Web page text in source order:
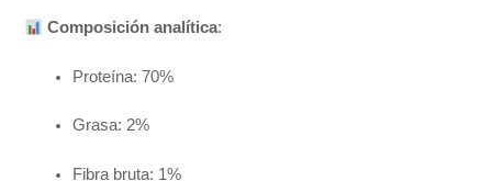
Composición analítica:
Proteína: 70%
Grasa: 2%
Fibra bruta: 1%